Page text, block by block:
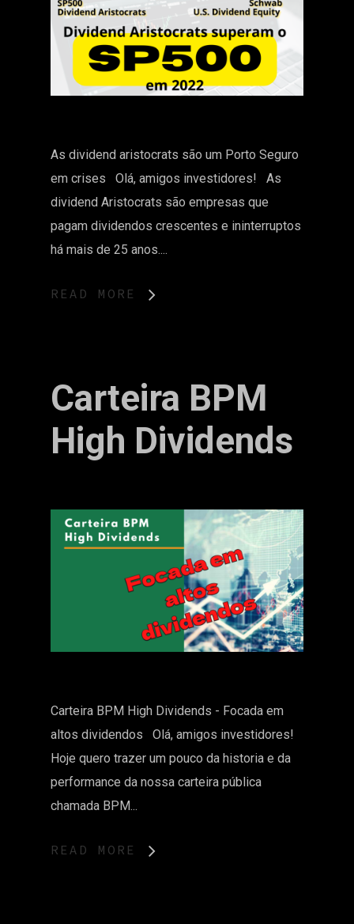
As dividend aristocrats são um Porto Seguro
em crises Olá, amigos investidores! As
dividend Aristocrats são empresas que
pagam dividendos crescentes e ininterruptos
há mais de 25 anos....
READ MORE
Carteira BPM
High Dividends
Carteira BPM High Dividends - Focada em
altos dividendos Olá, amigos investidores!
Hoje quero trazer um pouco da historia e da
performance da nossa carteira pública
chamada BPM...
READ MORE